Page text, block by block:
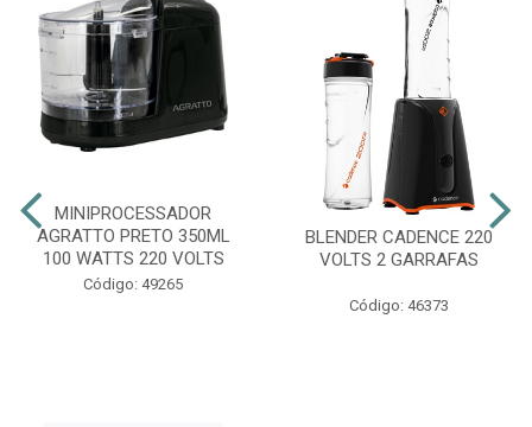
MINIPROCESSADOR
AGRATTO PRETO 350ML
100 WATTS 220 VOLTS
Código: 49265
BLENDER CADENCE 220
VOLTS 2 GARRAFAS
Código: 46373